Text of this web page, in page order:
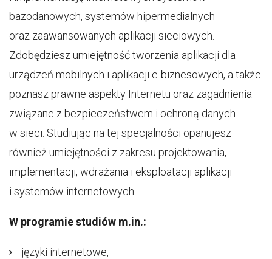
bazodanowych, systemów hipermedialnych
oraz zaawansowanych aplikacji sieciowych.
Zdobędziesz umiejętność tworzenia aplikacji dla
urządzeń mobilnych i aplikacji e-biznesowych, a także
poznasz prawne aspekty Internetu oraz zagadnienia
związane z bezpieczeństwem i ochroną danych
w sieci. Studiując na tej specjalności opanujesz
również umiejętności z zakresu projektowania,
implementacji, wdrażania i eksploatacji aplikacji
i systemów internetowych.
W programie studiów m.in.:
języki internetowe,